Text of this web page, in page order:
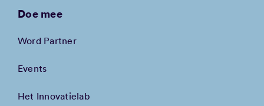
Doe mee
Word Partner
Events
Het Innovatielab